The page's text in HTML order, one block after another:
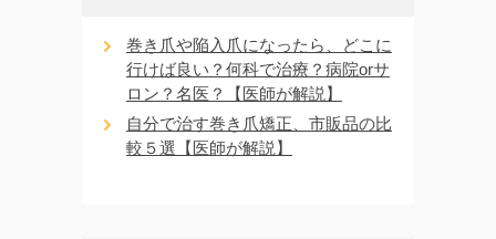
巻き爪や陥入爪になったら、どこに
行けば良い？何科で治療？病院orサ
ロン？名医？【医師が解説】
自分で治す巻き爪矯正、市販品の比
較５選【医師が解説】